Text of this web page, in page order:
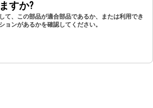
すか?
て、この部品が適合部品であるか、または利用でき
ョンがあるかを確認してください。